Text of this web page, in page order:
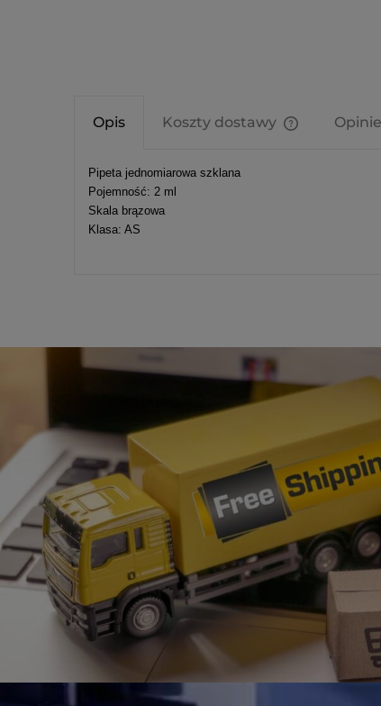
Opis Koszty dostawy
Pipeta jednomiarowa szklana
Pojemność: 2 ml
Skala brązowa
Klasa: AS